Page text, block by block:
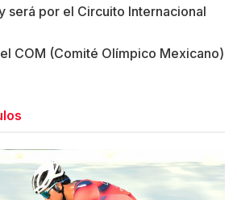
será por el Circuito Internacional
COM (Comité Olímpico Mexicano)